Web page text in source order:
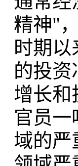
精神"
时期
的投
增长和
官员
域的严